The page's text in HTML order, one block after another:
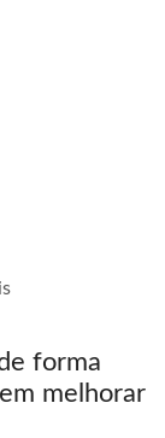
forma
melhorar